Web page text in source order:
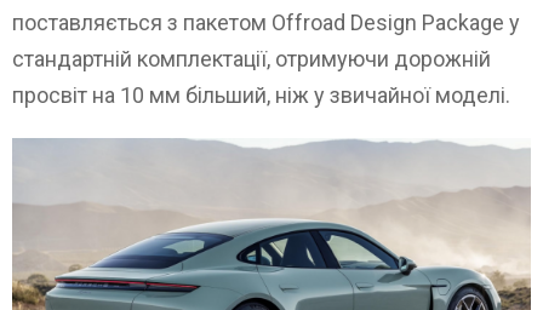
поставляється з пакетом Offroad Design Package у
стандартній комплектації, отримуючи дорожній
просвіт на 10 мм більший, ніж у звичайної моделі.